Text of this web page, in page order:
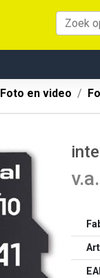
Foto en video
v.a.